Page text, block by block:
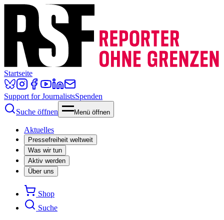
Startseite
Support for JournalistsSpenden
Suche öffnen
Menü öffnen
Aktuelles
Pressefreiheit weltweit
Was wir tun
Aktiv werden
Über uns
Shop
Suche